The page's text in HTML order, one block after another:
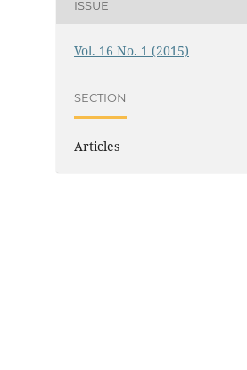
ISSUE
Vol. 16 No. 1 (2015)
SECTION
Articles